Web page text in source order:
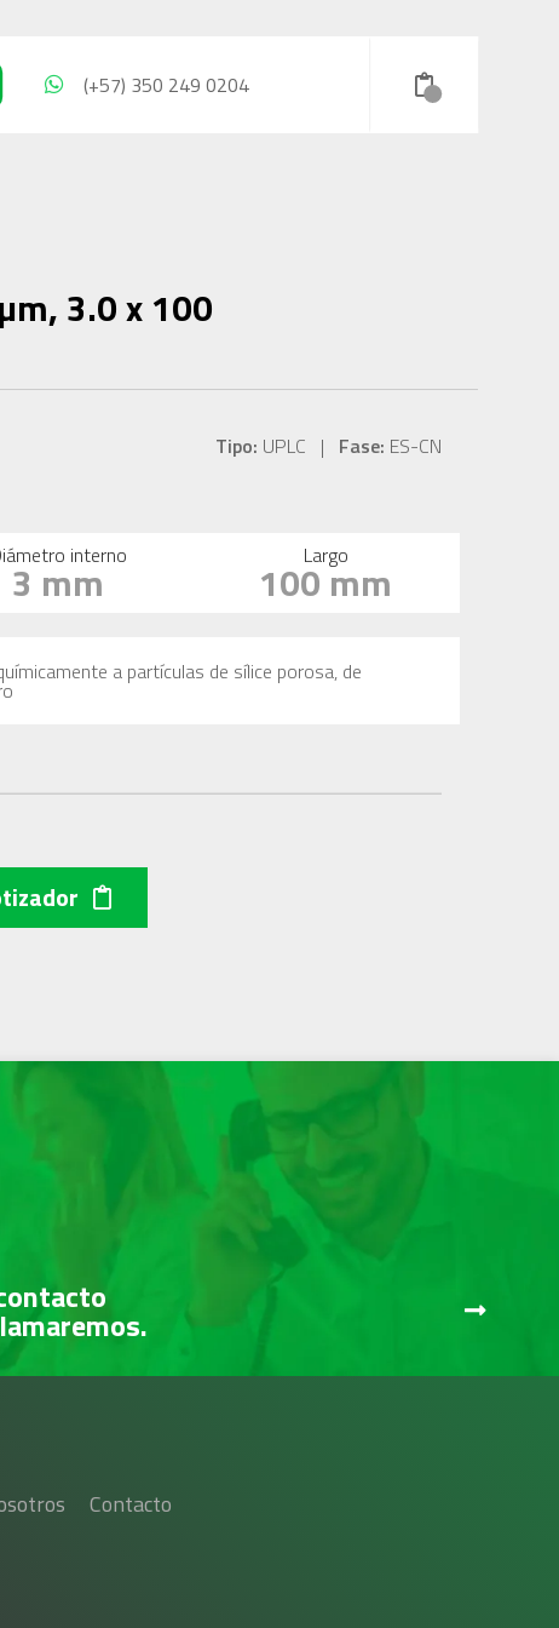
(+57) 350 249 0204
3.0 x 100
Tipo: UPLC | Fase: ES-CN
interno
3 mm Largo
100 mm
a partículas de sílice porosa, de
Contacto